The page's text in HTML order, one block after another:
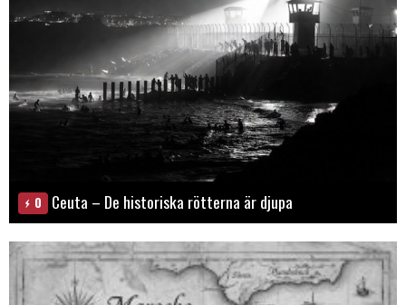
0 Ceuta – De historiska rötterna är djupa